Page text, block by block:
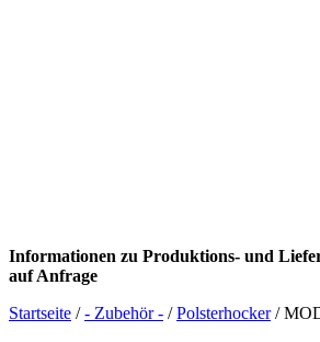
Informationen zu Produktions- und
auf Anfrage
Startseite /- Zubehör - /Polsterhocker/